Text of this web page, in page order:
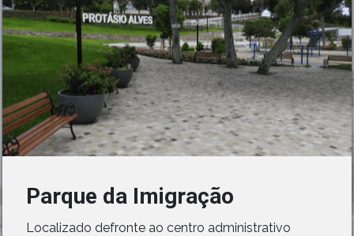
Parque da Imigração
Localizado defronte ao centro administrativo